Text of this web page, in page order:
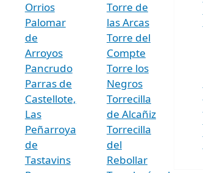
Orrios
Palomar
de
Arroyos
Pancrudo
Parras de
Castellote,
Las
Peñarroya
de
Tastavins
Torre de
las Arcas
Torre del
Compte
Torre los
Negros
Torrecilla
de Alcañiz
Torrecilla
del
Rebollar